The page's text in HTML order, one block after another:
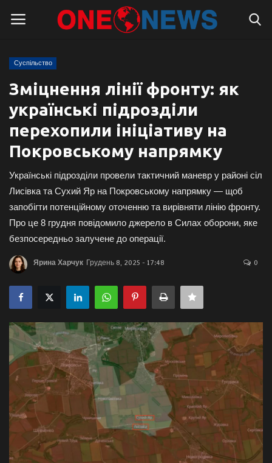
Логін
Головна
Контакти
Про нас
Підтримати проєкт
Правила для блогерів
Суспільство
Галерея
Політика
Економіка
Технології
Спорт
Авто
Суспільство
Зміцнення лінії фронту: як
українські підрозділи
перехопили ініціативу на
Покровському напрямку
Українські підрозділи провели тактичний маневр у районі сіл
Лисівка та Сухий Яр на Покровському напрямку — щоб
запобігти потенційному оточенню та вирівняти лінію фронту.
Про це 8 грудня повідомило джерело в Силах оборони, яке
безпосередньо залучене до операції.
Ярина Харчук Грудень 8, 2025 - 17:48 0